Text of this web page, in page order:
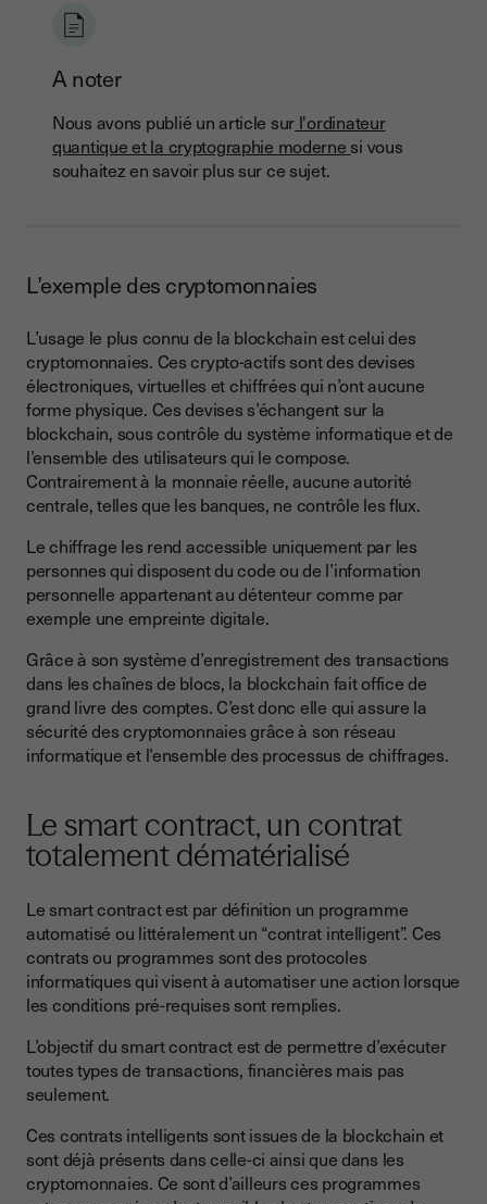
A noter
Nous avons publié un article sur l'ordinateur
quantique et la cryptographie moderne si vous
souhaitez en savoir plus sur ce sujet.
L’exemple des cryptomonnaies
L’usage le plus connu de la blockchain est celui des
cryptomonnaies. Ces crypto-actifs sont des devises
électroniques, virtuelles et chiffrées qui n’ont aucune
forme physique. Ces devises s’échangent sur la
blockchain, sous contrôle du système informatique et de
l’ensemble des utilisateurs qui le compose.
Contrairement à la monnaie réelle, aucune autorité
centrale, telles que les banques, ne contrôle les flux.
Le chiffrage les rend accessible uniquement par les
personnes qui disposent du code ou de l’information
personnelle appartenant au détenteur comme par
exemple une empreinte digitale.
Grâce à son système d’enregistrement des transactions
dans les chaînes de blocs, la blockchain fait office de
grand livre des comptes. C’est donc elle qui assure la
sécurité des cryptomonnaies grâce à son réseau
informatique et l’ensemble des processus de chiffrages.
Le smart contract, un contrat
totalement dématérialisé
Le smart contract est par définition un programme
automatisé ou littéralement un “contrat intelligent”. Ces
contrats ou programmes sont des protocoles
informatiques qui visent à automatiser une action lorsque
les conditions pré-requises sont remplies.
L’objectif du smart contract est de permettre d’exécuter
toutes types de transactions, financières mais pas
seulement.
Ces contrats intelligents sont issues de la blockchain et
sont déjà présents dans celle-ci ainsi que dans les
cryptomonnaies. Ce sont d’ailleurs ces programmes